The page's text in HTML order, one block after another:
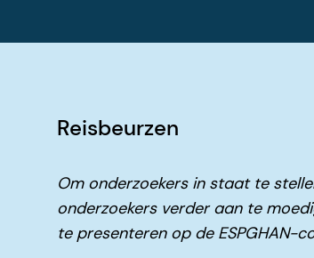
Reisbeurzen
Om onderzoekers in staat te
onderzoekers verder aan te
te presenteren op de ESPGHAN-